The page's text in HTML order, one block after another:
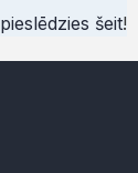
pieslēdzies šeit!